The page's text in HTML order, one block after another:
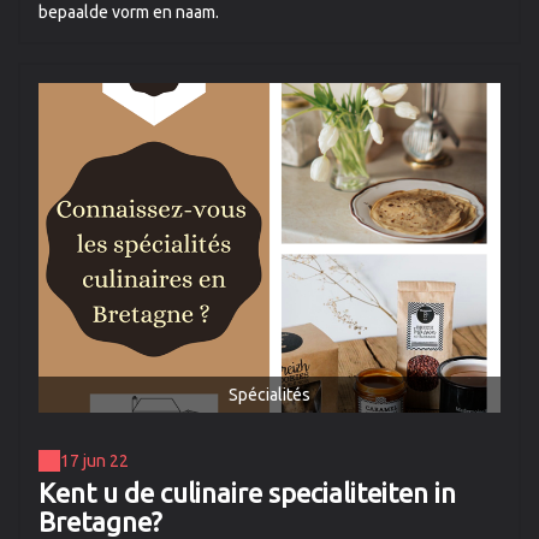
bepaalde vorm en naam.
Spécialités
17 jun 22
Kent u de culinaire specialiteiten in
Bretagne?